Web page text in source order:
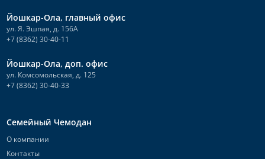
Йошкар-Ола, главный офис
ул. Я. Эшпая, д. 156А
+7 (8362) 30-40-11
Йошкар-Ола, доп. офис
ул. Комсомольская, д. 125
+7 (8362) 30-40-33
Семейный Чемодан
О компании
Контакты